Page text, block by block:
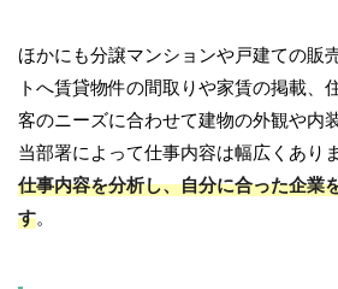
ほかにも分譲マンションや戸建ての販
トへ賃貸物件の間取りや家賃の掲載、
客のニーズに合わせて建物の外観や内
当部署によって仕事内容は幅広くありま
仕事内容を分析し、自分に合った企業
す。